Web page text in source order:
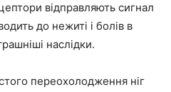
відправляють сигнал
до нежиті і болів в
наслідки.
переохолодження ніг